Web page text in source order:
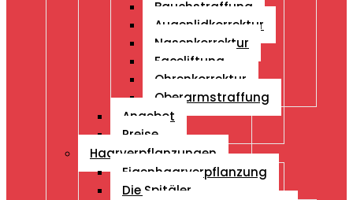
Bauchstraffung
Augenlidkorrektur
Nasenkorrektur
Faceliftung
Ohrenkorrektur
Oberarmstraffung
Angebot
Preise
Haarverpflanzungen
Eigenhaarverpflanzung
Die Spitäler